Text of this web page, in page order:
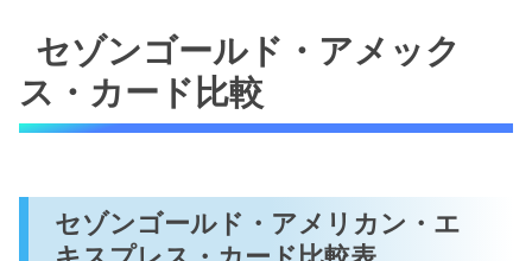
セゾンゴールド・アメック
ス・カード比較
セゾンゴールド・アメリカン・エ